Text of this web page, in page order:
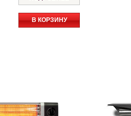
В КОРЗИНУ